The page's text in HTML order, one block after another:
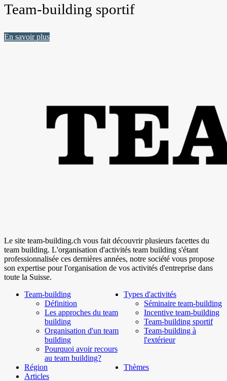
Team-building sportif
En savoir plus
Le site team-building.ch vous fait découvrir plusieurs facettes du
team building. L'organisation d'activités team building s'étant
professionnalisée ces dernières années, notre société vous propose
son expertise pour l'organisation de vos activités d'entreprise dans
toute la Suisse.
Team-building
Définition
Les approches du team
building
Organisation d'un team
building
Pourquoi avoir recours
au team building?
Types d'activités
Séminaire team-building
Incentive team-building
Team-building sportif
Team-building à
l'extérieur
Région
Thèmes
Articles